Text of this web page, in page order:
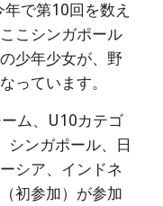
で第10回を数え
こシンガポール
少年少女が、野
っています。
ム、U10カテゴ
シンガポール、日
シア、インドネ
初参加）が参加